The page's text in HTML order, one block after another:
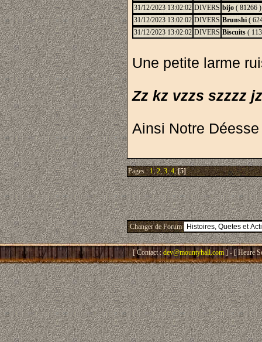
31/12/2023 13:02:02 DIVERS bijo ( 81266
31/12/2023 13:02:02 DIVERS Brunshi (
31/12/2023 13:02:02 DIVERS Biscuits (
Une petite larme
Zz kz vzzs szzzz
Ainsi Notre
Pages :1,2,3,4,[5]
Changer de Forum
[ Contact : dev@mountyhall.com ] - [ Heure